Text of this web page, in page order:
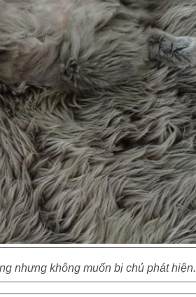
nhưng không muốn bị chủ phát hiện.